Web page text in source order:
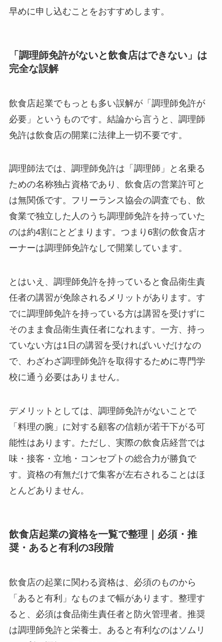
早めに申し込むことをおすすめします。
「調理師免許がないと飲食店はできない」は
完全な誤解
飲食店起業でもっとも多い誤解が「調理師免許が
必要」というものです。結論から言うと、調理師
免許は飲食店の開業に法律上一切不要です。
調理師法では、調理師免許は「調理師」と名乗る
ための名称独占資格であり、飲食店の営業許可と
は無関係です。フリーランス協会の調査でも、飲
食業で独立した人のうち調理師免許を持っていた
のは約4割にとどまります。つまり6割の飲食店オ
ーナーは調理師免許なしで開業しています。
とはいえ、調理師免許を持っていると食品衛生責
任者の講習が免除されるメリットがあります。す
でに調理師免許を持っている方は講習を受けずに
そのまま食品衛生責任者になれます。一方、持っ
ていない方は1日の講習を受ければいいだけなの
で、わざわざ調理師免許を取得するために専門学
校に通う必要はありません。
デメリットとしては、調理師免許がないことで
「料理の腕」に対する顧客の信頼が若干下がる可
能性はあります。ただし、実際の飲食店経営では
味・接客・立地・コンセプトの総合力が勝負で
す。資格の有無だけで集客が左右されることはほ
とんどありません。
飲食店起業の資格を一覧で整理｜必須・推
奨・あると有利の3段階
飲食店の起業に関わる資格は、必須のものから
「あると有利」なものまで幅があります。整理す
ると、必須は食品衛生責任者と防火管理者。推奨
は調理師免許と栄養士。あると有利なのはソムリ